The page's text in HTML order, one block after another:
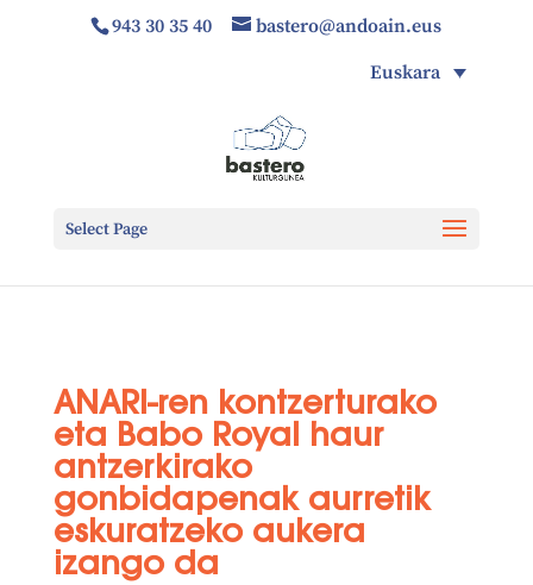
943 30 35 40
bastero@andoain.eus
Euskara
Select Page
ANARI-ren kontzerturako
eta Babo Royal haur
antzerkirako
gonbidapenak aurretik
eskuratzeko aukera
izango da